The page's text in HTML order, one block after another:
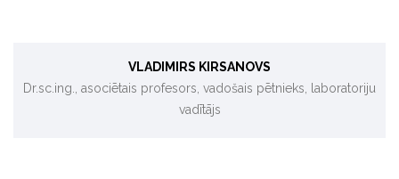
VLADIMIRS KIRSANOVS
Dr.sc.ing., asociētais profesors, vadošais pētnieks, laboratoriju
vadītājs